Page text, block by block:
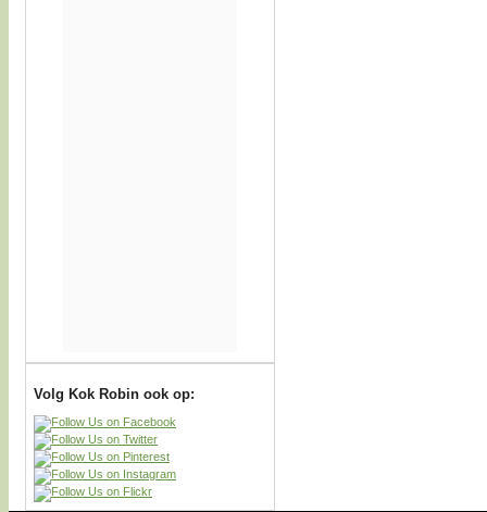
Volg Kok Robin ook op: